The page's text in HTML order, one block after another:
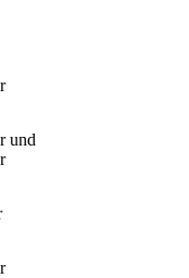
und